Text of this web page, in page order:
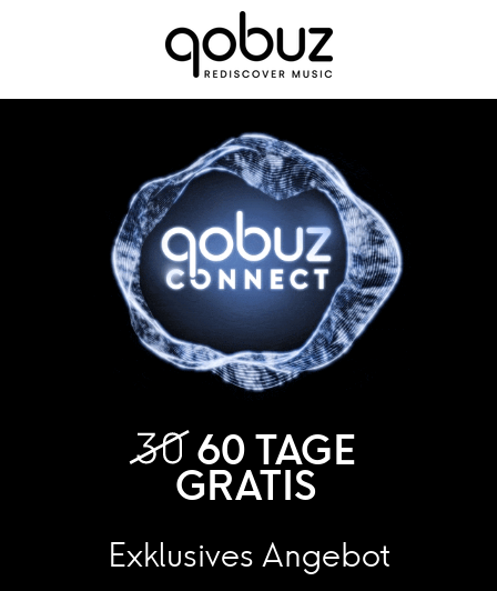
Exklusives Angebot
60 TAGE
GRATIS